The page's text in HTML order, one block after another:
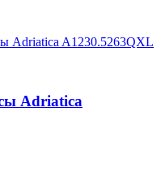
Adriatica